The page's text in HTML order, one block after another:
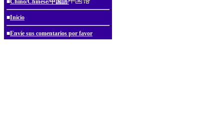
■Chino/Chinese/中国語/
■Inicio
■Envíe sus comentarios por favor